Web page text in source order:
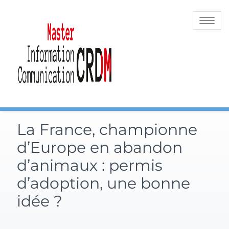
Toggle
La France, championne
d’Europe en abandon
d’animaux : permis
d’adoption, une bonne
idée ?